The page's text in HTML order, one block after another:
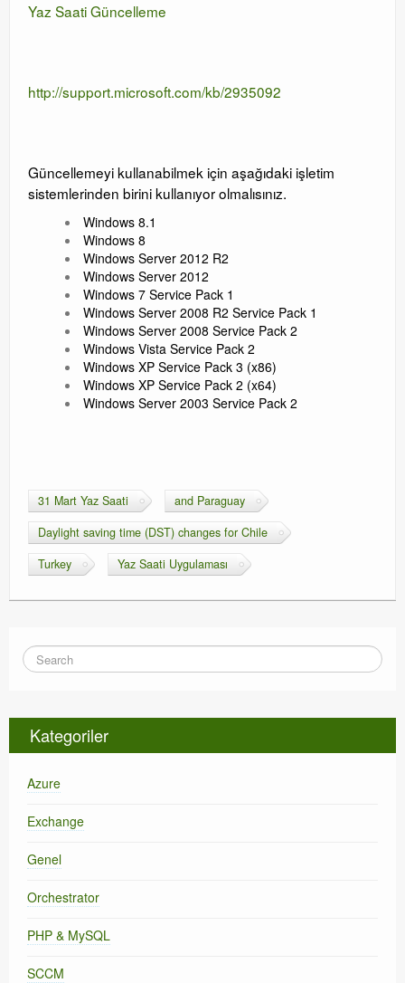
Yaz Saati Güncelleme
http://support.microsoft.com/kb/2935092
Güncellemeyi kullanabilmek için aşağıdaki işletim
sistemlerinden birini kullanıyor olmalısınız.
Windows 8.1
Windows 8
Windows Server 2012 R2
Windows Server 2012
Windows 7 Service Pack 1
Windows Server 2008 R2 Service Pack 1
Windows Server 2008 Service Pack 2
Windows Vista Service Pack 2
Windows XP Service Pack 3 (x86)
Windows XP Service Pack 2 (x64)
Windows Server 2003 Service Pack 2
31 Mart Yaz Saati
and Paraguay
Daylight saving time (DST) changes for Chile
Turkey
Yaz Saati Uygulaması
Kategoriler
Azure
Exchange
Genel
Orchestrator
PHP & MySQL
SCCM